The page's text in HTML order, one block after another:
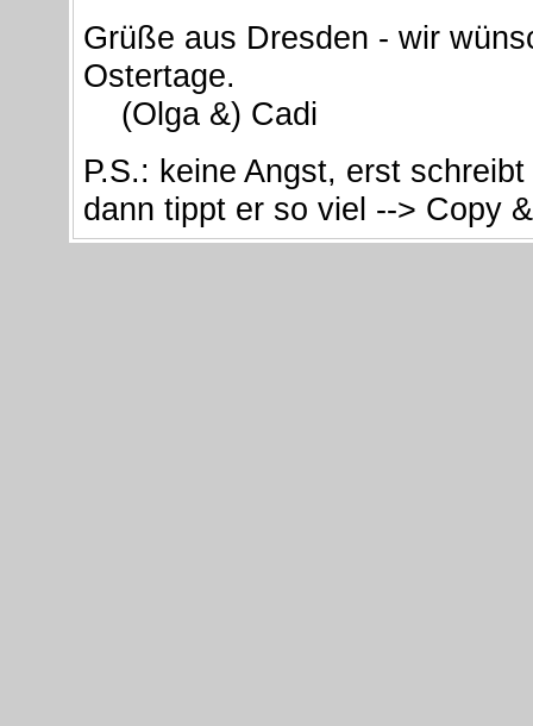
Grüße aus Dresden - wir
Ostertage.
(Olga &) Cadi
P.S.: keine Angst, erst
dann tippt er so viel --> Copy